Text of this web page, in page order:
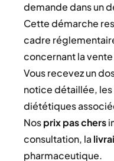
demande dans un
Cette démarche
cadre
concernant la
Vous recevez un
notice détaillée,
diététiques
Nosprixpas chers
consultation, la
pharmaceutique.